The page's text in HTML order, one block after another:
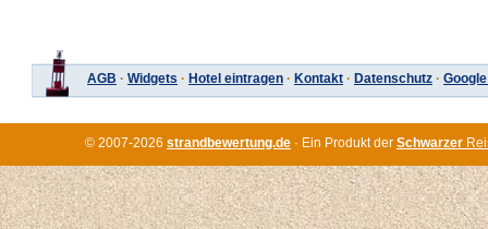
AGB · Widgets · Hotel eintragen · Kontakt · Datenschutz ·
© 2007-2026 strandbewertung.de · Ein Produkt der Schwarzer